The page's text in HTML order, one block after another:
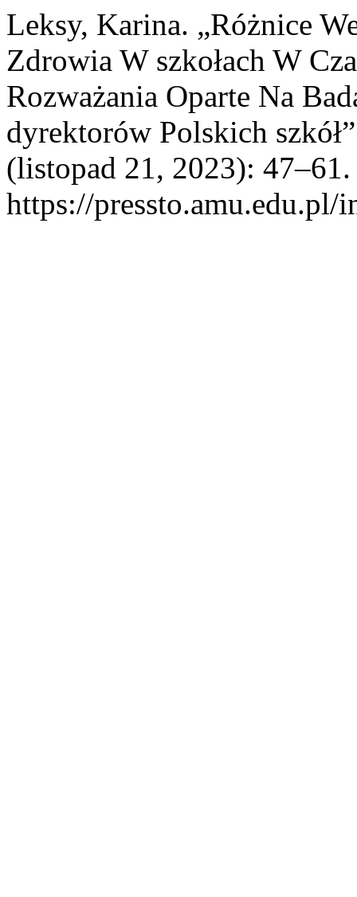
Leksy, Karina. „Różnice
Zdrowia W szkołach W
Rozważania Oparte Na
dyrektorów Polskich
(listopad 21, 2023):
https://